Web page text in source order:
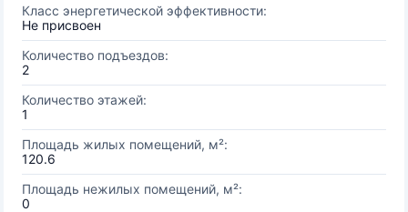
Класс энергетической эффективности:
Не присвоен
Количество подъездов:
2
Количество этажей:
1
Площадь жилых помещений, м²:
120.6
Площадь нежилых помещений, м²:
0